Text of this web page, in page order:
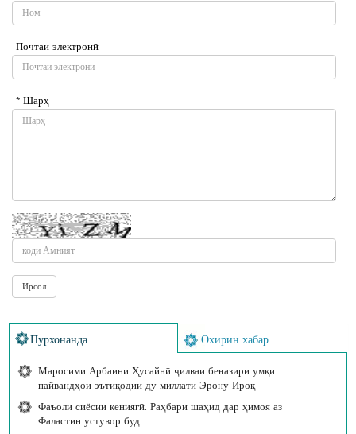
Почтаи электронӣ
* Шарҳ
Пурхонанда Охирин хабар
Маросими Арбаини Ҳусайнӣ ҷилваи беназири умқи
пайвандҳои эътиқодии ду миллати Эрону Ироқ
Фаъоли сиёсии кениягӣ: Раҳбари шаҳид дар ҳимоя аз
Фаластин устувор буд